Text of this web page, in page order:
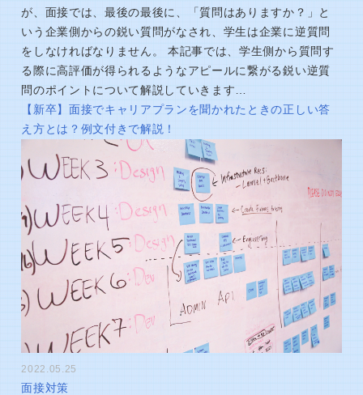
が、面接では、最後の最後に、「質問はありますか？」と
いう企業側からの鋭い質問がなされ、学生は企業に逆質問
をしなければなりません。 本記事では、学生側から質問す
る際に高評価が得られるようなアピールに繋がる鋭い逆質
問のポイントについて解説していきます…
【新卒】面接でキャリアプランを聞かれたときの正しい答
え方とは？例文付きで解説！
2022.05.25
面接対策